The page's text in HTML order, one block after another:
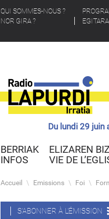
QUI SOMMES-NOUS ?
NOR GIRA ?
Du lundi 29 juin
BERRIAK
INFOS
ELIZAREN
VIE DE
Accueil \ Emissions \ Foi \
S'ABONNER À L'ÉMISSION